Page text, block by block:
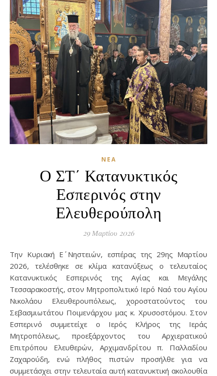
ΝΈΑ
Ο ΣΤ΄ Κατανυκτικός
Εσπερινός στην
Ελευθερούπολη
29 Μαρτίου 2026
Την Κυριακή Ε΄ Νηστειών, εσπέρας της 29ης Μαρτίου
2026, τελέσθηκε σε κλίμα κατανύξεως ο τελευταίος
Κατανυκτικός Εσπερινός της Αγίας και Μεγάλης
Τεσσαρακοστής, στον Μητροπολιτικό Ιερό Ναό του Αγίου
Νικολάου Ελευθερουπόλεως, χοροστατούντος του
Σεβασμιωτάτου Ποιμενάρχου μας κ. Χρυσοστόμου. Στον
Εσπερινό συμμετείχε ο Ιερός Κλήρος της Ιεράς
Μητροπόλεως, προεξάρχοντος του Αρχιερατικού
Επιτρόπου Ελευθερών, Αρχιμανδρίτου π. Παλλαδίου
Ζαχαρούδη, ενώ πλήθος πιστών προσήλθε για να
συμμετάσχει στην τελευταία αυτή κατανυκτική ακολουθία